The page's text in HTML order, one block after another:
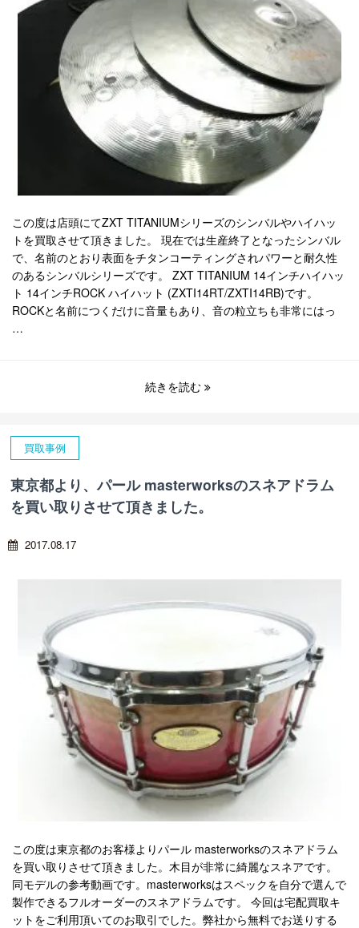
この度は店頭にてZXT TITANIUMシリーズのシンバルやハイハッ
トを買取させて頂きました。 現在では生産終了となったシンバル
で、名前のとおり表面をチタンコーティングされパワーと耐久性
のあるシンバルシリーズです。 ZXT TITANIUM 14インチハイハッ
ト 14インチROCK ハイハット (ZXTI14RT/ZXTI14RB)です。
ROCKと名前につくだけに音量もあり、音の粒立ちも非常にはっ
…
続きを読む
買取事例
東京都より、パール masterworksのスネアドラム
を買い取りさせて頂きました。
2017.08.17
この度は東京都のお客様よりパール masterworksのスネアドラム
を買い取りさせて頂きました。木目が非常に綺麗なスネアです。
同モデルの参考動画です。masterworksはスペックを自分で選んで
製作できるフルオーダーのスネアドラムです。 今回は宅配買取キ
ットをご利用頂いてのお取引でした。弊社から無料でお送りする